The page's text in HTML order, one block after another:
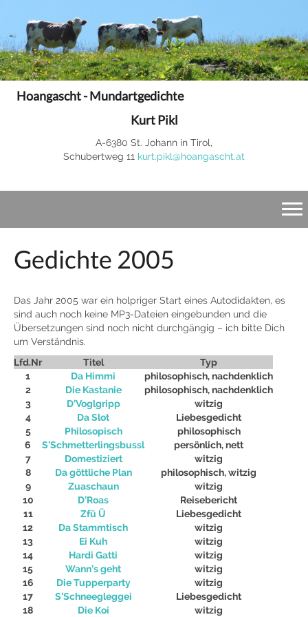
Hoangascht - Mundartgedichte
Kurt Pikl
A-6380 St. Johann in Tirol,
Schubertweg 11 kurt.pikl@hoangascht.at
Gedichte 2005
Das Jahr 2005 war ein holpriger Start eines Autodidakten, es
sind auch noch keine MP3-Dateien eingebunden und die
Übersetzungen sind noch nicht durchgängig – ich bitte Dich
um Verständnis.
Lfd.Nr
Titel
Typ
1
Da Himmi
philosophisch, nachdenklich
2
Die Kastanie
philosophisch, nachdenklich
3
D’Voglgripp
witzig
4
Da Slot
Liebesgedicht
5
Philosopisch
philosophisch
6
S’Schmetterlingsbussl
persönlich, nett
7
Domestiziert
witzig
8
Da göttliche Plan
philosophisch, witzig
9
Zuaschaun
witzig
10
D’Roas
Reisebericht
11
Zfü Ü
Liebesgedicht
12
Da Stammtisch
witzig
13
Ei Kuh
witzig
14
Hardi Gatti
witzig
15
Wann’s geht
witzig
16
Die Tupperparty
witzig
17
S’Schneegleggei
Liebesgedicht
18
Die Koi witzig